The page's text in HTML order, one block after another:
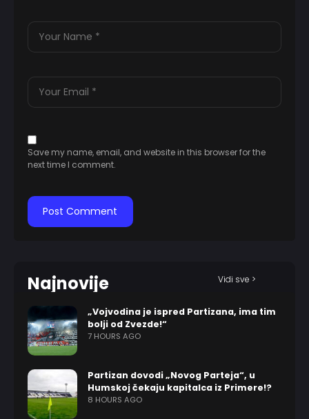
Save my name, email, and website in this browser for the
next time I comment.
Najnovije Vidi sve >
„Vojvodina je ispred Partizana, ima tim
bolji od Zvezde!“
7 HOURS AGO
Partizan dovodi „Novog Parteja“, u
Humskoj čekaju kapitalca iz Primere!?
8 HOURS AGO